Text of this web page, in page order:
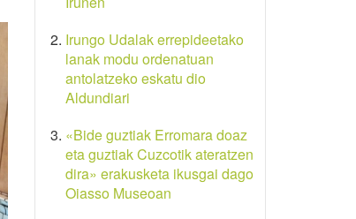
Irungo Udalak errepideetako
lanak modu ordenatuan
antolatzeko eskatu dio
Aldundiari
«Bide guztiak Erromara doaz
eta guztiak Cuzcotik ateratzen
dira» erakusketa ikusgai dago
Oiasso Museoan